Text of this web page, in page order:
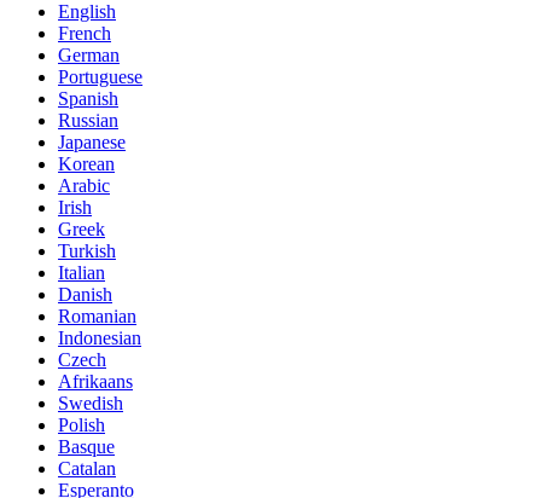
English
French
German
Portuguese
Spanish
Russian
Japanese
Korean
Arabic
Irish
Greek
Turkish
Italian
Danish
Romanian
Indonesian
Czech
Afrikaans
Swedish
Polish
Basque
Catalan
Esperanto